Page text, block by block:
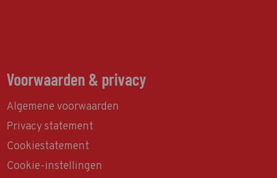
Voorwaarden & privacy
Algemene voorwaarden
Privacy statement
Cookiestatement
Cookie-instellingen